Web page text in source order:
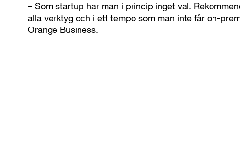
– Som startup har man i princip inget val.
alla verktyg och i ett tempo som man inte får on-
Orange Business.